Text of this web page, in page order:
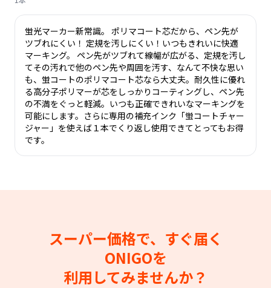
蛍光マーカー新常識。 ポリマコート芯だから、ペン先が
ツブれにくい！ 定規を汚しにくい！いつもきれいに快適
マーキング。 ペン先がツブれて線幅が広がる、定規を汚し
てその汚れで他のペン先や周囲を汚す、なんて不快な思い
も、蛍コートのポリマコート芯なら大丈夫。耐久性に優れ
る高分子ポリマーが芯をしっかりコーティングし、ペン先
の不満をぐっと軽減。いつも正確できれいなマーキングを
可能にします。さらに専用の補充インク「蛍コートチャー
ジャー」を使えば１本でくり返し使用できてとってもお得
です。
スーパー価格で、すぐ届く
ONIGOを
利用してみませんか？